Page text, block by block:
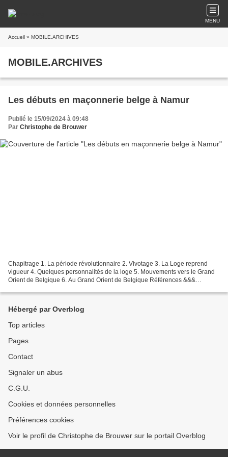
MENU
Accueil » MOBILE.ARCHIVES
MOBILE.ARCHIVES
Les débuts en maçonnerie belge à Namur
Publié le 15/09/2024 à 09:48
Par Christophe de Brouwer
Chapitrage 1. La période révolutionnaire 2. Vivotage 3. La Loge reprend
vigueur 4. Quelques personnalités de la loge 5. Mouvements vers le Grand
Orient de Belgique 6. Au Grand Orient de Belgique Références &&&
Hébergé par Overblog
Top articles
Pages
Contact
Signaler un abus
C.G.U.
Cookies et données personnelles
Préférences cookies
Voir le profil de Christophe de Brouwer sur le portail Overblog